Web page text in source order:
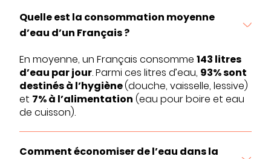
Quelle est la consommation moyenne
d’eau d’un Français ?
En moyenne, un Français consomme143 litres
d’eau par jour. Parmi ces litres d’eau, 93% sont
destinés à l’hygiène(douche, vaisselle, lessive)
et 7% à l’alimentation (eau pour boire et eau
de cuisson).
Comment économiser de l’eau dans la